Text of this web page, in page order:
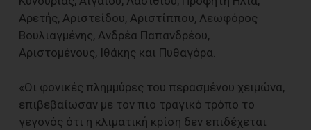
Αρετής, Αριστείδου, Αριστίππου, Λεωφόρος
Βουλιαγμένης, Ανδρέα Παπανδρέου,
Αριστομένους, Ιθάκης και Πυθαγόρα.
«Οι φονικές πλημμύρες του περασμένου χειμώνα,
επιβεβαίωσαν με τον πιο τραγικό τρόπο το
γεγονός ότι η κλιματική κρίση δεν επιδέχεται